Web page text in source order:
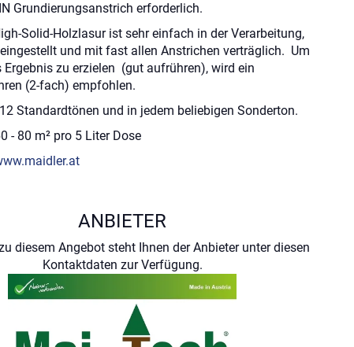
Grundierungsanstrich erforderlich.
Solid-Holzlasur ist sehr einfach in der Verarbeitung,
und mit fast allen Anstrichen verträglich. Um
Ergebnis zu erzielen (gut aufrühren), wird ein
(2-fach) empfohlen.
Standardtönen und in jedem beliebigen Sonderton.
- 80 m² pro 5 Liter Dose
ANBIETER
diesem Angebot steht Ihnen der Anbieter unter diesen
Kontaktdaten zur Verfügung.